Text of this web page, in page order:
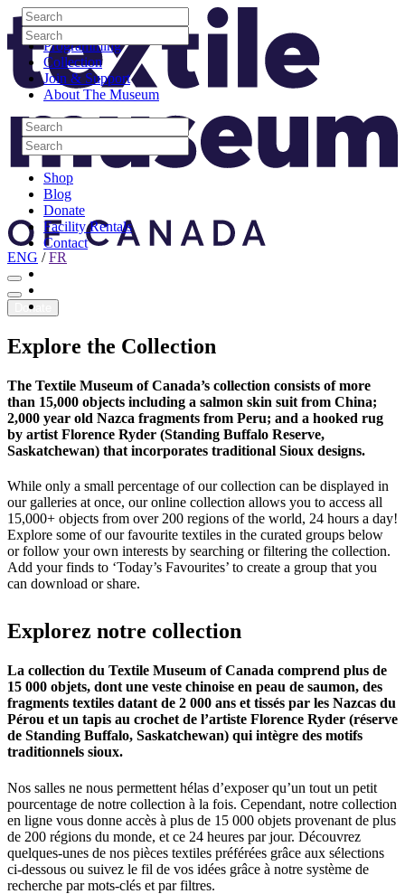
Skip to content
Visit
Programming
Collection
Join & Support
About The Museum
Search
Search
Search
Search
Shop
Blog
Donate
Facility Rentals
Contact
Youtube
Search
Search
Search
Search
Site Logo
ENG /FR
Donate
Explore the Collection
The Textile Museum of Canada’s collection consists of more
than 15,000 objects including a salmon skin suit from China;
2,000 year old Nazca fragments from Peru; and a hooked rug
by artist Florence Ryder (Standing Buffalo Reserve,
Saskatchewan) that incorporates traditional Sioux designs.
While only a small percentage of our collection can be displayed in
our galleries at once, our online collection allows you to access all
15,000+ objects from over 200 regions of the world, 24 hours a day!
Explore some of our favourite textiles in the curated groups below
or follow your own interests by searching or filtering the collection.
Add your finds to ‘Today’s Favourites’ to create a group that you
can download or share.
Explorez notre collection
La collection du Textile Museum of Canada comprend plus de
15 000 objets, dont une veste chinoise en peau de saumon, des
fragments textiles datant de 2 000 ans et tissés par les Nazcas du
Pérou et un tapis au crochet de l’artiste Florence Ryder (réserve
de Standing Buffalo, Saskatchewan) qui intègre des motifs
traditionnels sioux.
Nos salles ne nous permettent hélas d’exposer qu’un tout un petit
pourcentage de notre collection à la fois. Cependant, notre collection
en ligne vous donne accès à plus de 15 000 objets provenant de plus
de 200 régions du monde, et ce 24 heures par jour. Découvrez
quelques-unes de nos pièces textiles préférées grâce aux sélections
ci-dessous ou suivez le fil de vos idées grâce à notre système de
recherche par mots-clés et par filtres.